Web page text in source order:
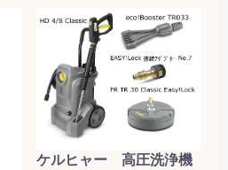
ケルヒャー 高圧洗浄機